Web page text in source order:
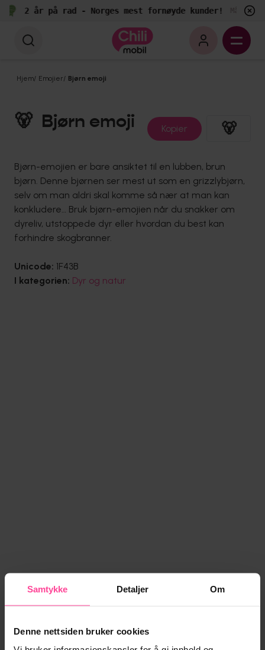
Samtykke Detaljer Om
Denne nettsiden bruker cookies
2 år på rad - Norges mest fornøyde kunder! Målt av
Hjem/ Emojier/ Bjørn emoji
🐻 Bjørn emoji Kopier 🐻
Bjørn-emojien er bare ansiktet til en lubben, brun
bjørn. Denne bjørnen ser mest ut som en grizzlybjørn,
selv om man aldri skal komme så nær at man kan
konkludere… Bruk bjørn-emojien når du snakker om
dyreliv, utstoppede dyr eller hvordan du best kan
forhindre skogbranner.
Unicode: 1F43B
I kategorien: Dyr og natur